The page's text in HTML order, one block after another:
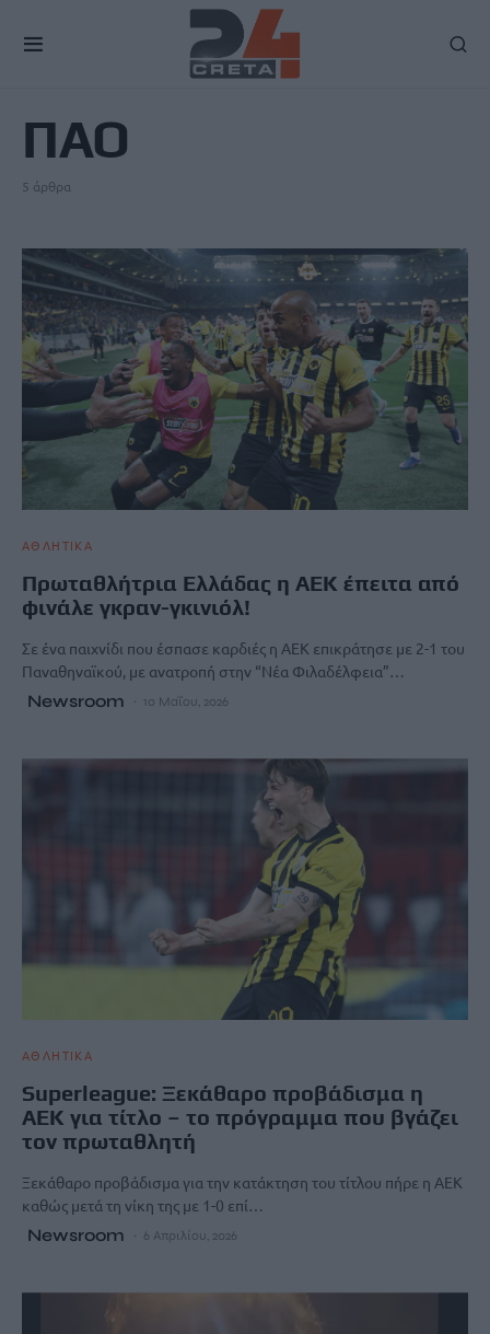
ΠΑΟ
5 άρθρα
ΑΘΛΗΤΙΚΑ
Πρωταθλήτρια Ελλάδας η ΑΕΚ έπειτα από
φινάλε γκραν-γκινιόλ!
Σε ένα παιχνίδι που έσπασε καρδιές η ΑΕΚ επικράτησε με 2-1 του
Παναθηναϊκού, με ανατροπή στην “Νέα Φιλαδέλφεια”…
Newsroom 10 Μαΐου, 2026
ΑΘΛΗΤΙΚΑ
Superleague: Ξεκάθαρο προβάδισμα η
ΑΕΚ για τίτλο – το πρόγραμμα που βγάζει
τον πρωταθλητή
Ξεκάθαρο προβάδισμα για την κατάκτηση του τίτλου πήρε η ΑΕΚ
καθώς μετά τη νίκη της με 1-0 επί…
Newsroom 6 Απριλίου, 2026